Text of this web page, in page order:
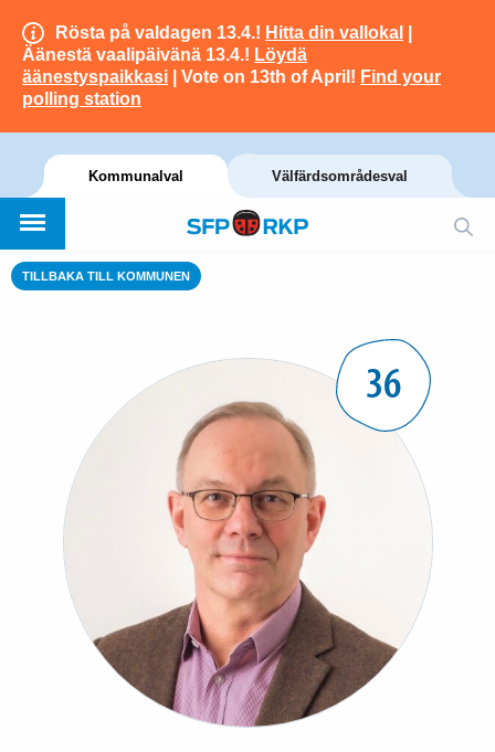
Rösta på valdagen 13.4.! Hitta din vallokal
Äänestä vaalipäivänä 13.4.! Löydä
äänestyspaikkasi | Vote on 13th of April! Find your
polling station
Kommunalval Välfärdsområdesval
TILLBAKA TILL KOMMUNEN
36